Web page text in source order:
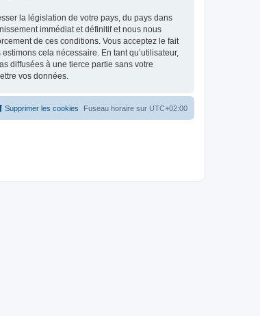
la législation de votre pays, du pays dans
immédiat et définitif et nous nous
de ces conditions. Vous acceptez le fait
cela nécessaire. En tant qu’utilisateur,
diffusées à une tierce partie sans votre
vos données.
Fuseau horaire sur UTC+02:00
Supprimer les cookies